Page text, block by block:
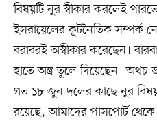
বিষয়টি নুর স্বীকার করলেই
ইসরায়েলের কূটনৈতিক সম্পর্ক
বরাবরই অস্বীকার করেছেন।
হাতে অস্ত্র তুলে দিয়েছেন। অথচ
গত ১৮ জুন দলের কাছে নুর
রয়েছে, আমাদের পাসপোর্ট থেকে